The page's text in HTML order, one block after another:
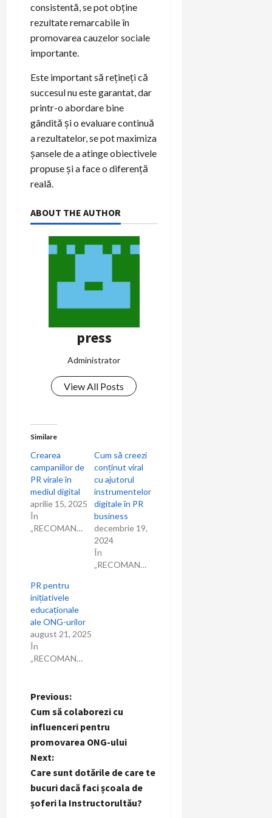
consistentă, se pot obține
rezultate remarcabile în
promovarea cauzelor sociale
importante.
Este important să rețineți că
succesul nu este garantat, dar
printr-o abordare bine
gândită și o evaluare continuă
a rezultatelor, se pot maximiza
șansele de a atinge obiectivele
propuse și a face o diferență
reală.
ABOUT THE AUTHOR
press
Administrator
View All Posts
Similare
Crearea
campaniilor de
PR virale în
mediul digital
aprilie 15, 2025
În
„RECOMANDARI”
Cum să creezi
conținut viral
cu ajutorul
instrumentelor
digitale în PR
business
decembrie 19,
2024
În
„RECOMANDARI”
PR pentru
inițiativele
educaționale
ale ONG-urilor
august 21, 2025
În
„RECOMANDARI”
P
o
s
t
n
Previous:
Cum să colaborezi cu
influenceri pentru
promovarea ONG-ului
Next:
Care sunt dotările de care te
bucuri dacă faci școala de
șoferi la Instructorultău?